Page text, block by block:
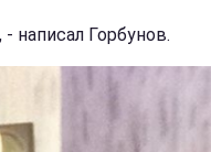
написал Горбунов.